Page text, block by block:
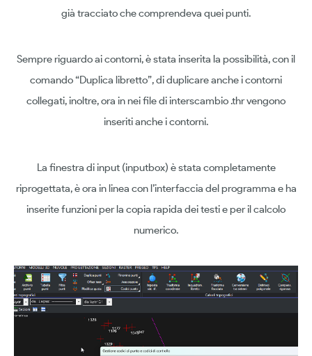
già tracciato che comprendeva quei punti.
Sempre riguardo ai contorni, è stata inserita la possibilità, con il
comando “Duplica libretto”, di duplicare anche i contorni
collegati, inoltre, ora in nei file di interscambio .thr vengono
inseriti anche i contorni.
La finestra di input (inputbox) è stata completamente
riprogettata, è ora in linea con l’interfaccia del programma e ha
inserite funzioni per la copia rapida dei testi e per il calcolo
numerico.